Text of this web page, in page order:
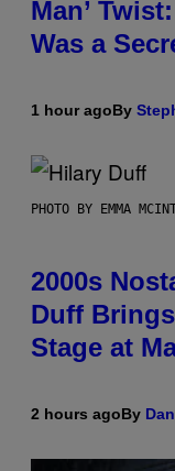
Man’
Was a
1 hour agoBy
PHOTO BY EMMA
2000s
Duff
Stage at
2 hours agoBy